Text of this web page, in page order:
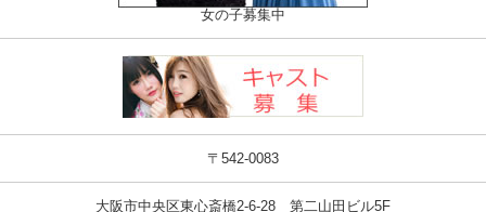
女の子募集中
〒542-0083
大阪市中央区東心斎橋2-6-28 第二山田ビル5F